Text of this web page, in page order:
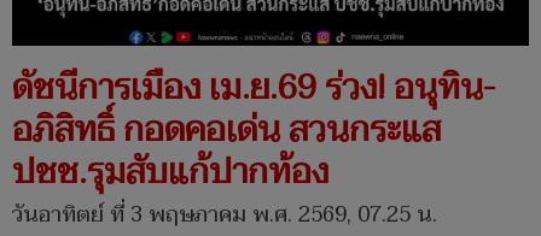
ดัชนีการเมือง เม.ย.69 ร่วง! อนุทิน-
อภิสิทธิ์ กอดคอเด่น สวนกระแส
ปชช.รุมสับแก้ปากท้อง
วันอาทิตย์ ที่ 3 พฤษภาคม พ.ศ. 2569, 07.25 น.